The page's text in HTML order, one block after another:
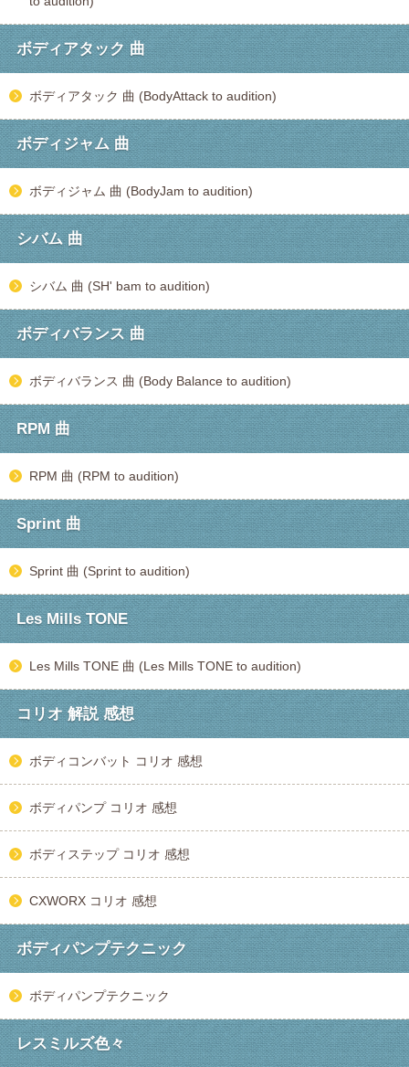
ボディアタック 曲
ボディアタック 曲 (BodyAttack to audition)
ボディジャム 曲
ボディジャム 曲 (BodyJam to audition)
シバム 曲
シバム 曲 (SH' bam to audition)
ボディバランス 曲
ボディバランス 曲 (Body Balance to audition)
RPM 曲
RPM 曲 (RPM to audition)
Sprint 曲
Sprint 曲 (Sprint to audition)
Les Mills TONE
Les Mills TONE 曲 (Les Mills TONE to audition)
コリオ 解説 感想
ボディコンバット コリオ 感想
ボディパンプ コリオ 感想
ボディステップ コリオ 感想
CXWORX コリオ 感想
ボディパンプテクニック
ボディパンプテクニック
レスミルズ色々